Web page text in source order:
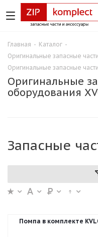
Главная - Каталог -
Оригинальные запасные
Оригинальные запасные
Оригинальные
оборудования
Запасные
Помпа в комплекте